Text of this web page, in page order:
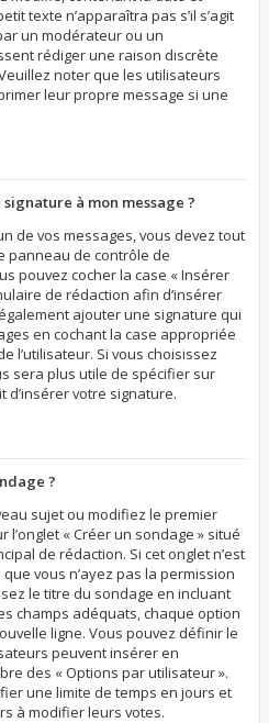
texte n’apparaîtra pas s’il s’agit
un modérateur ou un
rédiger une raison discrète
noter que les utilisateurs
leur propre message si une
à mon message ?
de vos messages, vous devez tout
panneau de contrôle de
pouvez cocher la case « Insérer
de rédaction afin d’insérer
ajouter une signature qui
en cochant la case appropriée
l’utilisateur. Si vous choisissez
sera plus utile de spécifier sur
votre signature.
?
sujet ou modifiez le premier
l’onglet « Créer un sondage » situé
de rédaction. Si cet onglet n’est
vous n’ayez pas la permission
le titre du sondage en incluant
champs adéquats, chaque option
ligne. Vous pouvez définir le
peuvent insérer en
des « Options par utilisateur ».
une limite de temps en jours et
à modifier leurs votes.